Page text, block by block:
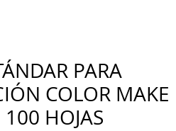
PARA
COLOR MAKE
HOJAS